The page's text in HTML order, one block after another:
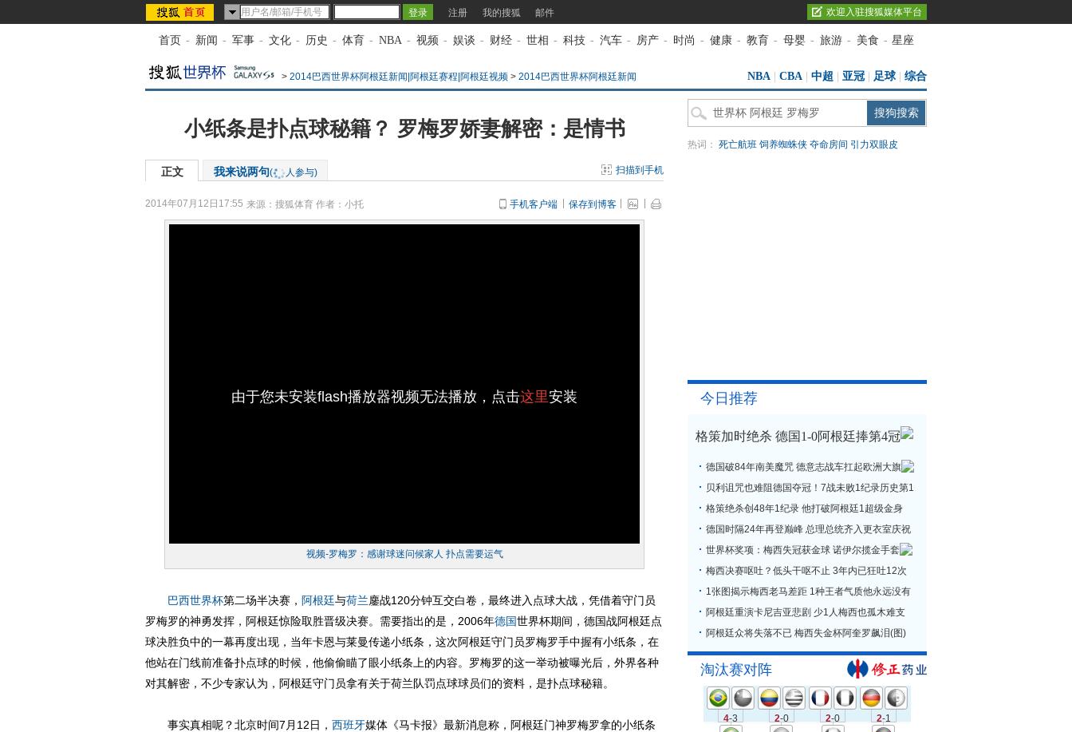
注册 我的搜狐 邮件 欢迎入驻搜狐媒体平台
首页 - 新闻 - 军事 - 文化 - 历史 - 体育 - NBA - 视频 - 娱谈 - 财经 - 世相 - 科技 - 汽车 - 房产 - 时尚 - 健康 - 教育 - 母婴 - 旅游 - 美食 - 星座
> 2014巴西世界杯阿根廷新闻|阿根廷赛程|阿根廷视频 > 2014巴西世界杯阿根廷新闻 NBA CBA 中超 亚冠 足球| 综合
小纸条是扑点球秘籍？ 罗梅罗娇妻解密：是情书
正文 我来说两句( 人参与) 扫描到手机
2014年07月12日17:55 来源： 搜狐体育 作者：小托 手机客户端 保存到博客
由于您未安装flash播放器视频无法播放，点击这里安装
视频-罗梅罗：感谢球迷问候家人 扑点需要运气
巴西世界杯第二场半决赛， 阿根廷与荷兰鏖战120分钟互交白卷，最终进入点球大战，凭借着守门员
罗梅罗的神勇发挥，阿根廷惊险取胜晋级决赛。需要指出的是，2006年德国世界杯期间，德国战阿根廷点
球决胜负中的一幕再度出现，当年卡恩与莱曼传递小纸条，这次阿根廷守门员罗梅罗手中握有小纸条，在
他站在门线前准备扑点球的时候，他偷偷瞄了眼小纸条上的内容。罗梅罗的这一举动被曝光后，外界各种
对其解密，不少专家认为，阿根廷守门员拿有关于荷兰队罚点球球员们的资料，是扑点球秘籍。
事实真相呢？北京时间7月12日， 西班牙媒体《马卡报》最新消息称，阿根廷门神罗梅罗拿的小纸条
热词： 死亡航班 饲养蜘蛛侠 夺命房间 引力双眼皮
今日推荐
格策加时绝杀 德国1-0阿根廷捧第4冠
德国破84年南美魔咒 德意志战车扛起欧洲大旗
贝利诅咒也难阻德国夺冠！7战未败1纪录历史第1
格策绝杀创48年1纪录 他打破阿根廷1超级金身
德国时隔24年再登巅峰 总理总统齐入更衣室庆祝
世界杯奖项：梅西失冠获金球 诺伊尔揽金手套
梅西决赛呕吐？低头干呕不止 3年内已狂吐12次
1张图揭示梅西老马差距 1种王者气质他永远没有
阿根廷重演卡尼吉亚悲剧 少1人梅西也孤木难支
阿根廷众将失落不已 梅西失金杯阿奎罗飙泪(图)
淘汰赛对阵
4-3 2-0 2-0 2-1